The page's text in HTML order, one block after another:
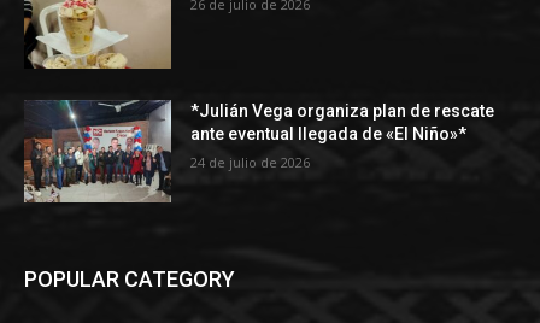
26 de julio de 2026
*Julián Vega organiza plan de rescate
ante eventual llegada de «El Niño»*
24 de julio de 2026
POPULAR CATEGORY